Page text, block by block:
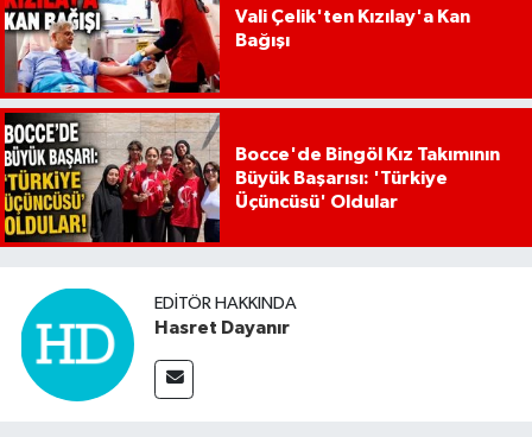
Vali Çelik'ten Kızılay'a Kan
Bağışı
Bocce'de Bingöl Kız Takımının
Büyük Başarısı: 'Türkiye
Üçüncüsü' Oldular
EDITÖR HAKKINDA
Hasret Dayanır